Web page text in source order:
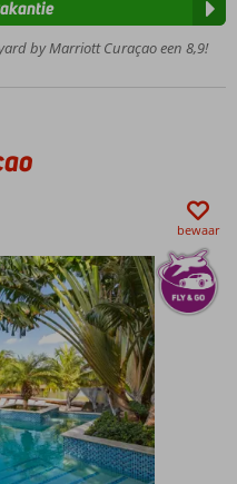
by Marriott Curaçao een 8,9!
bewaar